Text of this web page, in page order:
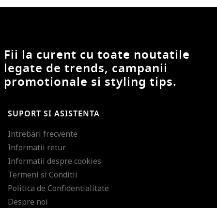
Fii la curent cu toate noutatile
legate de trends, campanii
promotionale si styling tips.
SUPORT SI ASISTENTA
Intrebari frecvente
Informatii retur
Informatii despre cookies
Termeni si Conditii
Politica de Confidentialitate
Despre noi